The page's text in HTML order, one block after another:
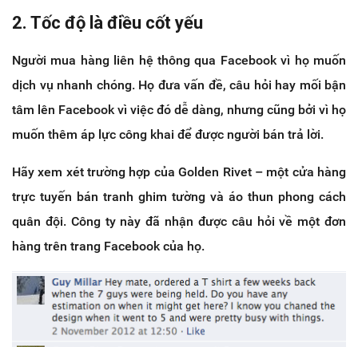
2. Tốc độ là điều cốt yếu
Người mua hàng liên hệ thông qua Facebook vì họ muốn
dịch vụ nhanh chóng. Họ đưa vấn đề, câu hỏi hay mối bận
tâm lên Facebook vì việc đó dễ dàng, nhưng cũng bởi vì họ
muốn thêm áp lực công khai để được người bán trả lời.
Hãy xem xét trường hợp của Golden Rivet – một cửa hàng
trực tuyến bán tranh ghim tường và áo thun phong cách
quân đội. Công ty này đã nhận được câu hỏi về một đơn
hàng trên trang Facebook của họ.